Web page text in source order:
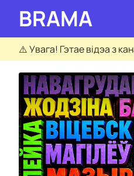
BRAMA
⚠️Увага! Гэтае відэа з